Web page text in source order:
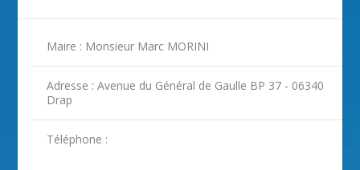
Maire : Monsieur Marc MORINI
Adresse : Avenue du Général de Gaulle BP 37 - 06340
Drap
Téléphone :